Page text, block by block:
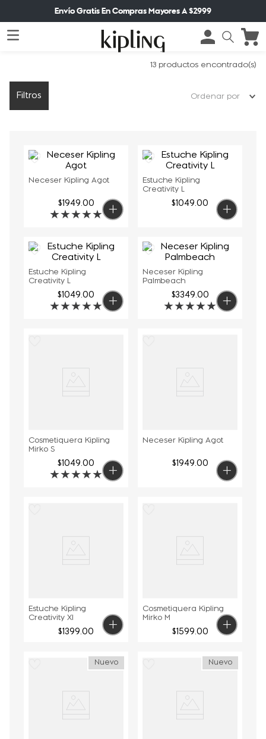
Envío Gratis En Compras Mayores A $2999
13 productos
Filtros Ordenar por
Neceser Kipling Agot
$1949.00
★★★★★
Estuche Kipling
Creativity L
$1049.00
Estuche Kipling
Creativity L
$1049.00
★★★★★
Neceser Kipling
Palmbeach
$3349.00
★★★★★
Cosmetiquera Kipling
Mirko S
$1049.00
★★★★★
Neceser Kipling Agot
$1949.00
Estuche Kipling
Creativity Xl
$1399.00
Cosmetiquera Kipling
Mirko M
$1599.00
Nuevo Nuevo